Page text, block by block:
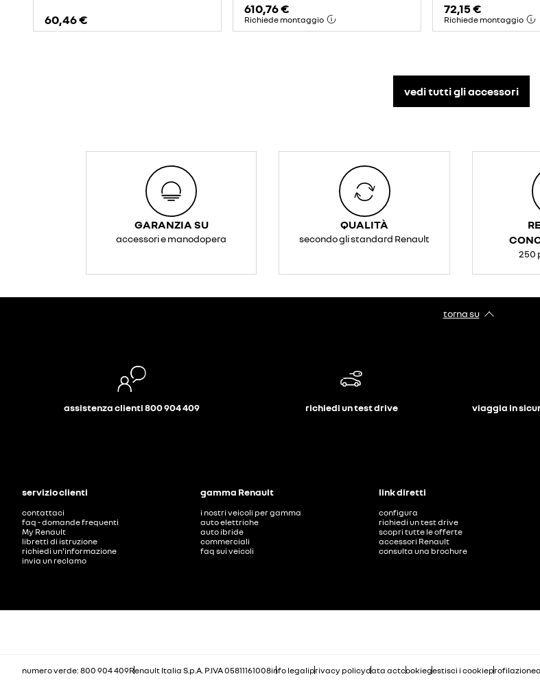
60,46 €
610,76 €
Richiede montaggio
72,15 €
Richiede montaggio
vedi tutti gli accessori​
GARANZIA SU
accessori e manodopera
QUALITÀ
secondo gli standard Renault
250
torna su
assistenza clienti 800 904 409 richiedi un test drive viaggia in
servizio clienti
contattaci
faq - domande frequenti
My Renault
libretti di istruzione
richiedi un'informazione
invia un reclamo
gamma Renault
i nostri veicoli per gamma
auto elettriche
auto ibride
commerciali
faq sui veicoli
link diretti
configura
richiedi un test drive
scopri tutte le offerte
accessori Renault
consulta una brochure
numero verde: 800 904 409Renault Italia S.p.A. P.IVA 05811161008info legaliprivacy policydata actcookiegestisci i cookieprofilazione